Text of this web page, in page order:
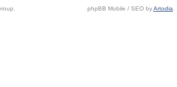
phpBB Mobile / SEO byArtodia